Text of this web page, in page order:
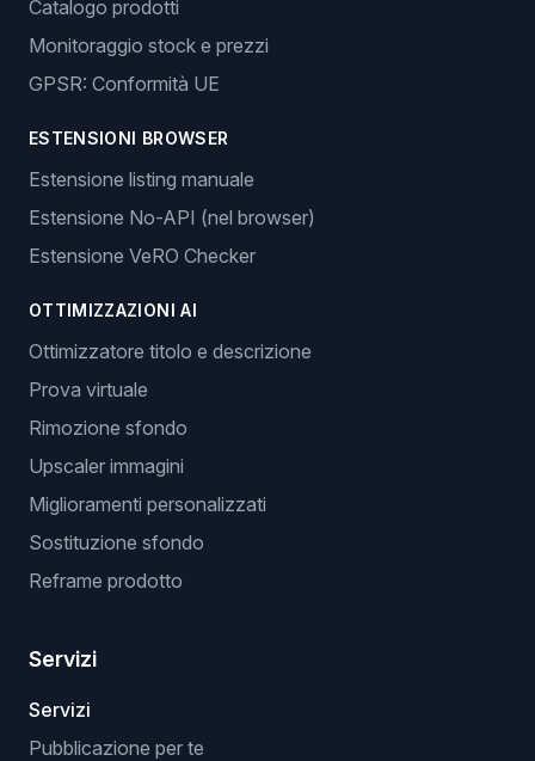
Catalogo prodotti
Monitoraggio stock e prezzi
GPSR: Conformità UE
ESTENSIONI BROWSER
Estensione listing manuale
Estensione No-API (nel browser)
Estensione VeRO Checker
OTTIMIZZAZIONI AI
Ottimizzatore titolo e descrizione
Prova virtuale
Rimozione sfondo
Upscaler immagini
Miglioramenti personalizzati
Sostituzione sfondo
Reframe prodotto
Servizi
Servizi
Pubblicazione per te